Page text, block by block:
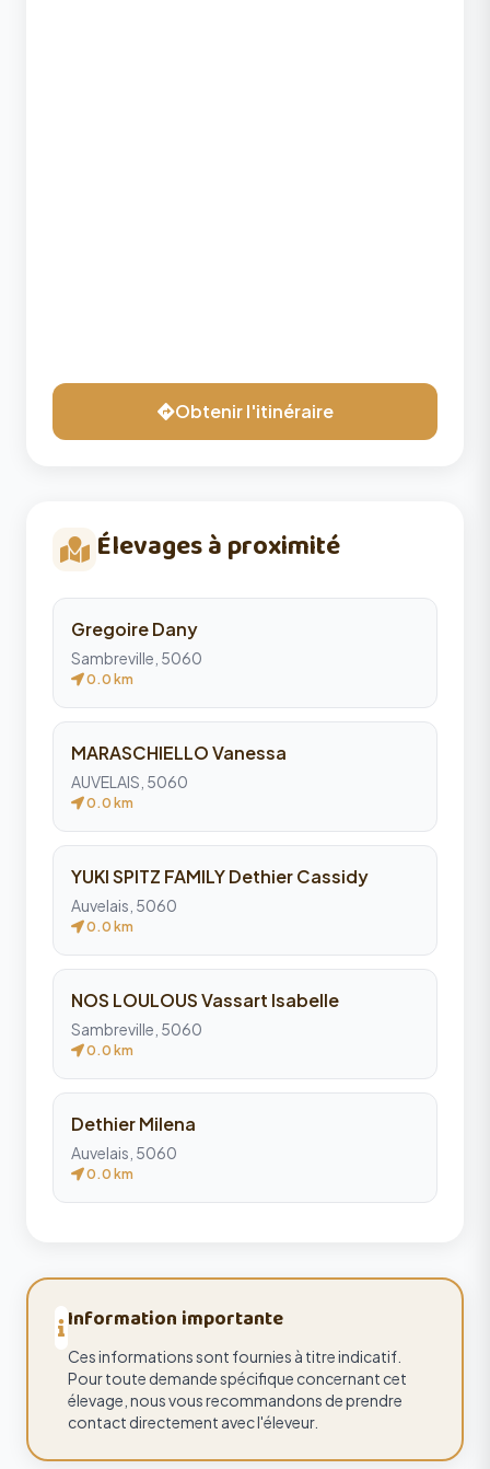
Obtenir l'itinéraire
Élevages à proximité
Gregoire Dany
Sambreville, 5060
0.0 km
MARASCHIELLO Vanessa
AUVELAIS, 5060
0.0 km
YUKI SPITZ FAMILY Dethier Cassidy
Auvelais, 5060
0.0 km
NOS LOULOUS Vassart Isabelle
Sambreville, 5060
0.0 km
Dethier Milena
Auvelais, 5060
0.0 km
Information importante
Ces informations sont fournies à titre indicatif.
Pour toute demande spécifique concernant cet
élevage, nous vous recommandons de prendre
contact directement avec l'éleveur.